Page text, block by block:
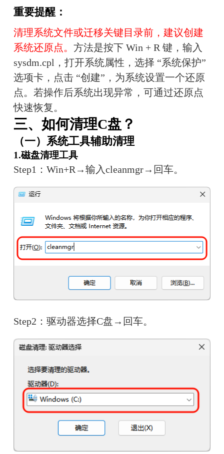
重要提醒：
清理系统文件或迁移关键目录前，建议创建
系统还原点。 方法是按下 Win + R 键，输入
sysdm.cpl，打开系统属性，选择 “系统保护”
选项卡，点击 “创建”，为系统设置一个还原
点。若操作后系统出现异常，可通过还原点
快速恢复。
三、如何清理C盘？
（一）系统工具辅助清理
1.磁盘清理工具
Step1：Win+R→输入cleanmgr→回车。
Step2：驱动器选择C盘→回车。